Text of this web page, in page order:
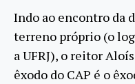
Indo ao encontro da
terreno próprio (o
a UFRJ), o reitor
êxodo do CAP é o